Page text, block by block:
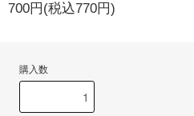
700円(税込770円)
購入数